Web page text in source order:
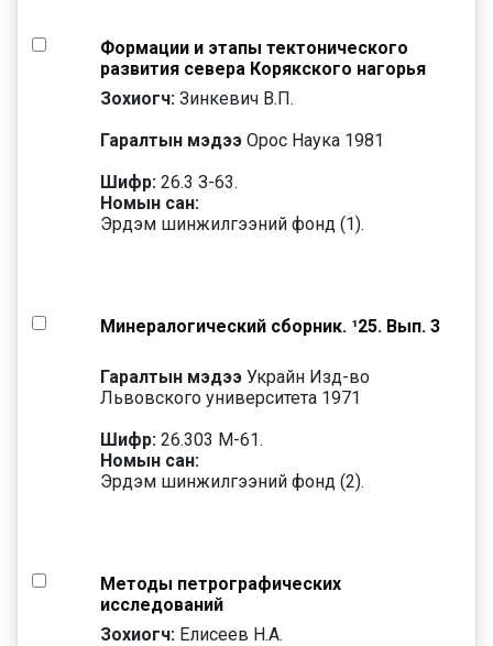
Формации и этапы тектонического
развития севера Корякского нагорья
Зохиогч: Зинкевич В.П.
Гаралтын мэдээ Орос Наука 1981
Шифр: 26.3 З-63.
Номын сан:
Эрдэм шинжилгээний фонд (1).
Минералогический сборник. ¹25. Вып. 3
Гаралтын мэдээ Украйн Изд-во
Львовского университета 1971
Шифр: 26.303 М-61.
Номын сан:
Эрдэм шинжилгээний фонд (2).
Методы петрографических
исследований
Зохиогч: Елисеев Н.А.